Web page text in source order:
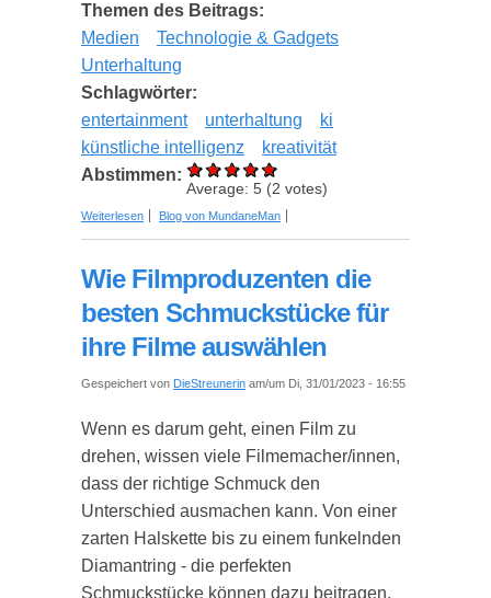
Themen des Beitrags:
Medien
Technologie & Gadgets
Unterhaltung
Schlagwörter:
entertainment
unterhaltung
ki
künstliche intelligenz
kreativität
Abstimmen:
Average: 5 (2 votes)
Weiterlesen über Der Einfluss von künstlicher Intelligenz auf
Blog von MundaneMan
Wie Filmproduzenten die
besten Schmuckstücke für
ihre Filme auswählen
Gespeichert von DieStreunerin am/um Di, 31/01/2023 - 16:55
Wenn es darum geht, einen Film zu
drehen, wissen viele Filmemacher/innen,
dass der richtige Schmuck den
Unterschied ausmachen kann. Von einer
zarten Halskette bis zu einem funkelnden
Diamantring - die perfekten
Schmuckstücke können dazu beitragen,